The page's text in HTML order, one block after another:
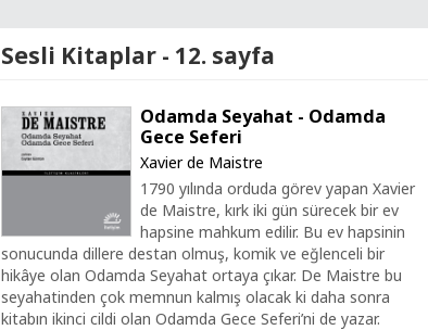
Sesli Kitaplar - 12. sayfa
Odamda Seyahat - Odamda
Gece Seferi
Xavier de Maistre
1790 yılında orduda görev yapan Xavier
de Maistre, kırk iki gün sürecek bir ev
hapsine mahkum edilir. Bu ev hapsinin
sonucunda dillere destan olmuş, komik ve eğlenceli bir
hikâye olan Odamda Seyahat ortaya çıkar. De Maistre bu
seyahatinden çok memnun kalmış olacak ki daha sonra
kitabın ikinci cildi olan Odamda Gece Seferi’ni de yazar.